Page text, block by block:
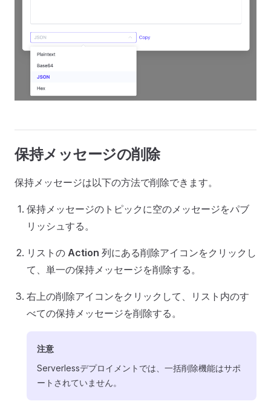
保持メッセージの削除
保持メッセージは以下の方法で削除できます。
保持メッセージのトピックに空のメッセージをパブ
リッシュする。
リストの Action 列にある削除アイコンをクリックし
て、単一の保持メッセージを削除する。
右上の削除アイコンをクリックして、リスト内のす
べての保持メッセージを削除する。
注意
Serverlessデプロイメントでは、一括削除機能はサポ
ートされていません。